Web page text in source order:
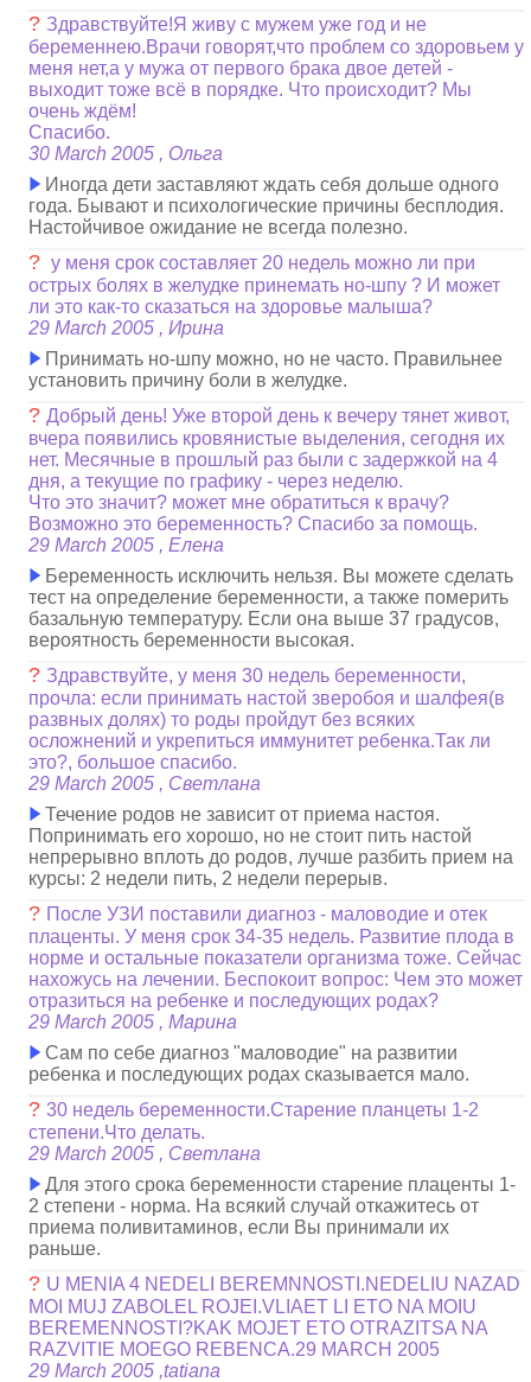
? Здравствуйте!Я живу с мужем уже год и не
беременнею.Врачи говорят,что проблем со здоровьем у
меня нет,а у мужа от первого брака двое детей -
выходит тоже всё в порядке. Что происходит? Мы
очень ждём!
Спасибо.
30 March 2005 , Ольга
Иногда дети заставляют ждать себя дольше одного
года. Бывают и психологические причины бесплодия.
Настойчивое ожидание не всегда полезно.
? у меня срок составляет 20 недель можно ли при
острых болях в желудке принемать но-шпу ? И может
ли это как-то сказаться на здоровье малыша?
29 March 2005 , Ирина
Принимать но-шпу можно, но не часто. Правильнее
установить причину боли в желудке.
?Добрый день! Уже второй день к вечеру тянет живот,
вчера появились кровянистые выделения, сегодня их
нет. Месячные в прошлый раз были с задержкой на 4
дня, а текущие по графику - через неделю.
Что это значит? может мне обратиться к врачу?
Возможно это беременность? Спасибо за помощь.
29 March 2005 , Елена
Беременность исключить нельзя. Вы можете сделать
тест на определение беременности, а также померить
базальную температуру. Если она выше 37 градусов,
вероятность беременности высокая.
? Здравствуйте, у меня 30 недель беременности,
прочла: если принимать настой зверобоя и шалфея(в
развных долях) то роды пройдут без всяких
осложнений и укрепиться иммунитет ребенка.Так ли
это?, большое спасибо.
29 March 2005 , Светлана
Течение родов не зависит от приема настоя.
Попринимать его хорошо, но не стоит пить настой
непрерывно вплоть до родов, лучше разбить прием на
курсы: 2 недели пить, 2 недели перерыв.
? После УЗИ поставили диагноз - маловодие и отек
плаценты. У меня срок 34-35 недель. Развитие плода в
норме и остальные показатели организма тоже. Сейчас
нахожусь на лечении. Беспокоит вопрос: Чем это может
отразиться на ребенке и последующих родах?
29 March 2005 , Марина
Сам по себе диагноз "маловодие" на развитии
ребенка и последующих родах сказывается мало.
?30 недель беременности.Старение планцеты 1-2
степени.Что делать.
29 March 2005 , Светлана
Для этого срока беременности старение плаценты 1-
2 степени - норма. На всякий случай откажитесь от
приема поливитаминов, если Вы принимали их
раньше.
? U MENIA 4 NEDELI BEREMNNOSTI.NEDELIU NAZAD
MOI MUJ ZABOLEL ROJEI.VLIAET LI ETO NA MOIU
BEREMENNOSTI?KAK MOJET ETO OTRAZITSA NA
RAZVITIE MOEGO REBENCA.29 MARCH 2005
29 March 2005 ,tatiana